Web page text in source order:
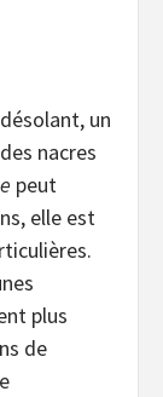
un
nacres
peut
elle est
plus
de